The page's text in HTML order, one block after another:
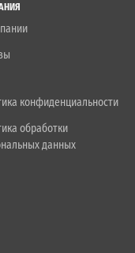
конфиденциальности
обработки
данных